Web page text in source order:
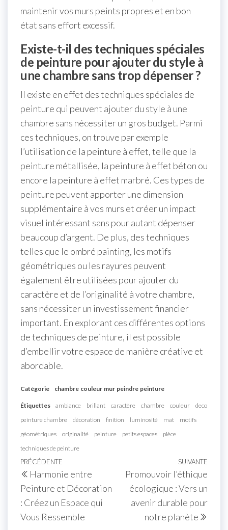
maintenir vos murs peints propres et en bon
état sans effort excessif.
Existe-t-il des techniques spéciales
de peinture pour ajouter du style à
une chambre sans trop dépenser ?
Il existe en effet des techniques spéciales de
peinture qui peuvent ajouter du style à une
chambre sans nécessiter un gros budget. Parmi
ces techniques, on trouve par exemple
l’utilisation de la peinture à effet, telle que la
peinture métallisée, la peinture à effet béton ou
encore la peinture à effet marbré. Ces types de
peinture peuvent apporter une dimension
supplémentaire à vos murs et créer un impact
visuel intéressant sans pour autant dépenser
beaucoup d’argent. De plus, des techniques
telles que le ombré painting, les motifs
géométriques ou les rayures peuvent
également être utilisées pour ajouter du
caractère et de l’originalité à votre chambre,
sans nécessiter un investissement financier
important. En explorant ces différentes options
de techniques de peinture, il est possible
d’embellir votre espace de manière créative et
abordable.
Catégorie chambre couleur mur peindre peinture
Étiquettes ambiance brillant caractère chambre couleur
deco
peinture chambre
décoration finition luminosité mat
motifs
géométriques
originalité peinture petits espaces
pièce
techniques de peinture
Navigation
de
l’article
Article
précédent
PRÉCÉDENTE
Harmonie entre
Peinture et Décoration
: Créez un Espace qui
Vous Ressemble
SUIVANTE
Promouvoir l’éthique
écologique : Vers un
avenir durable pour
notre planète